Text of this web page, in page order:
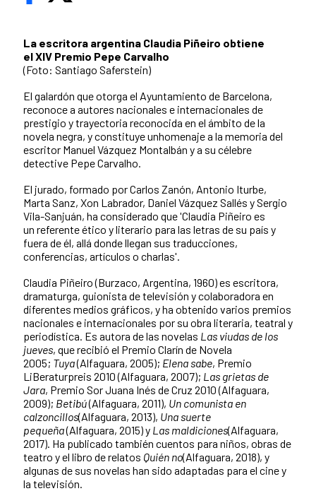
La escritora argentina Claudia Piñeiro obtiene
el XIV Premio Pepe Carvalho
(Foto: Santiago Saferstein)
El galardón que otorga el Ayuntamiento de Barcelona,
reconoce a autores nacionales e internacionales de
prestigio y trayectoria reconocida en el ámbito de la
novela negra, y constituye unhomenaje a la memoria del
escritor Manuel Vázquez Montalbán y a su célebre
detective Pepe Carvalho.
El jurado, formado por Carlos Zanón, Antonio Iturbe,
Marta Sanz, Xon Labrador, Daniel Vázquez Sallés y Sergio
Vila-Sanjuán, ha considerado que 'Claudia Piñeiro es
un referente ético y literario para las letras de su país y
fuera de él, allá donde llegan sus traducciones,
conferencias, artículos o charlas'.
Claudia Piñeiro (Burzaco, Argentina, 1960) es escritora,
dramaturga, guionista de televisión y colaboradora en
diferentes medios gráficos, y ha obtenido varios premios
nacionales e internacionales por su obra literaria, teatral y
periodística. Es autora de las novelas Las viudas de los
jueves, que recibió el Premio Clarín de Novela
2005; Tuya(Alfaguara, 2005); Elena sabe, Premio
LiBeraturpreis 2010 (Alfaguara, 2007); Las grietas de
Jara, Premio Sor Juana Inés de Cruz 2010 (Alfaguara,
2009); Betibú(Alfaguara, 2011), Un comunista en
calzoncillos(Alfaguara, 2013), Una suerte
pequeña(Alfaguara, 2015) y Las maldiciones(Alfaguara,
2017). Ha publicado también cuentos para niños, obras de
teatro y el libro de relatos Quién no(Alfaguara, 2018), y
algunas de sus novelas han sido adaptadas para el cine y
la televisión.